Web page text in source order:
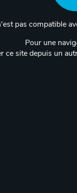
pas compatible
Pour une
ce site depuis un